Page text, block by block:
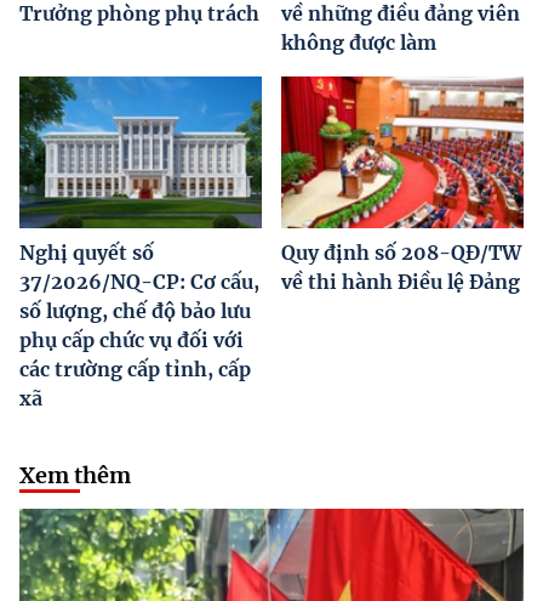
Trưởng phòng phụ trách
về những điều đảng viên
không được làm
Nghị quyết số
37/2026/NQ-CP: Cơ cấu,
số lượng, chế độ bảo lưu
phụ cấp chức vụ đối với
các trường cấp tỉnh, cấp
xã
Quy định số 208-QĐ/TW
về thi hành Điều lệ Đảng
Xem thêm